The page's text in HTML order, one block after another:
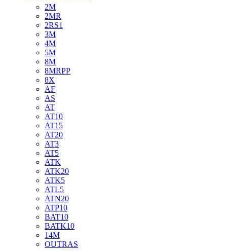
2M
2MR
2RS1
3M
4M
5M
8M
8MRPP
8X
AF
AS
AT
AT10
AT15
AT20
AT3
AT5
ATK
ATK20
ATK5
ATL5
ATN20
ATP10
BAT10
BATK10
14M
OUTRAS